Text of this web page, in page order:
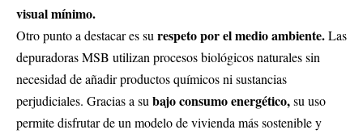
visual mínimo.
Otro punto a destacar es su respeto por el medio ambiente.Las
depuradoras MSB utilizan procesos biológicos naturales sin
necesidad de añadir productos químicos ni sustancias
perjudiciales. Gracias a su bajo consumo energético,su uso
permite disfrutar de un modelo de vivienda más sostenible y